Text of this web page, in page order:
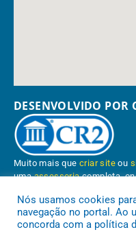
DESENVOLVIDO POR
Muito mais quecriar site ou
umaassessoriacompleta,
Conheça oPNTP e oRadar
Nós usamos cookies
navegação no portal. Ao
concorda com a política